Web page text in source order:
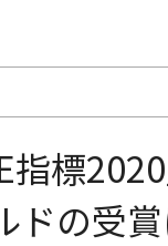
標2020」におけるゴール
指標
ドの受